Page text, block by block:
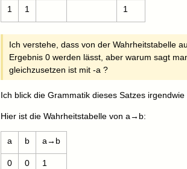
1 1 1
Ich verstehe, dass von der Wahrheitstabelle
Ergebnis 0 werden lässt, aber warum sagt
gleichzusetzen ist mit -a ?
Ich blick die Grammatik dieses Satzes irgendwie
Hier ist die Wahrheitstabelle von a→b:
a b a→b
0 0 1